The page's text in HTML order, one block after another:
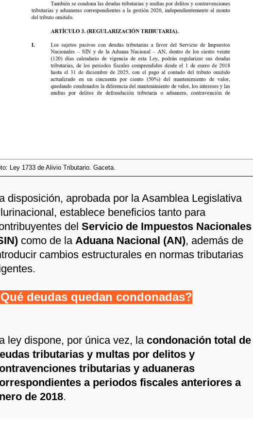
Ley 1733 de Alivio Tributario. Gaceta.
disposición, aprobada por la Asamblea Legislativa
establece beneficios tanto para
del Servicio de Impuestos Nacionales
como de la Aduana Nacional (AN), además de
cambios estructurales en normas tributarias
deudas quedan condonadas?
ley dispone, por única vez, la condonación total de
tributarias y multas por delitos y
tributarias y aduaneras
a periodos fiscales anteriores a
de 2018.